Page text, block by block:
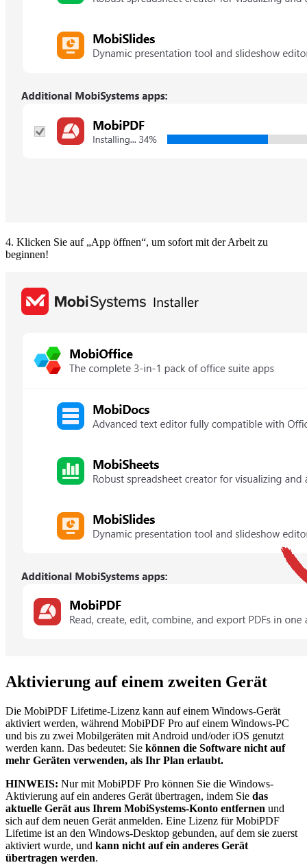
4. Klicken Sie auf „App öffnen“, um sofort mit der Arbeit zu
beginnen!
Aktivierung auf einem zweiten Gerät
Die MobiPDF Lifetime-Lizenz kann auf einem Windows-Gerät
aktiviert werden, während MobiPDF Pro auf einem Windows-PC
und bis zu zwei Mobilgeräten mit Android und/oder iOS genutzt
werden kann. Das bedeutet: Sie können die Software nicht auf
mehr Geräten verwenden, als Ihr Plan erlaubt.
HINWEIS: Nur mit MobiPDF Pro können Sie die Windows-
Aktivierung auf ein anderes Gerät übertragen, indem Sie das
aktuelle Gerät aus Ihrem MobiSystems-Konto entfernen und
sich auf dem neuen Gerät anmelden. Eine Lizenz für MobiPDF
Lifetime ist an den Windows-Desktop gebunden, auf dem sie zuerst
aktiviert wurde, und kann nicht auf ein anderes Gerät
übertragen werden.